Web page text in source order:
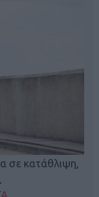
σε κατάθλιψη,